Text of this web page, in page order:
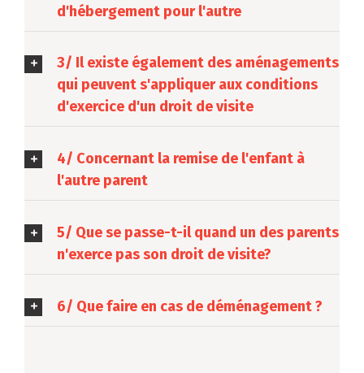
d'hébergement pour l'autre
3/ Il existe également des aménagements
qui peuvent s'appliquer aux conditions
d'exercice d'un droit de visite
4/ Concernant la remise de l'enfant à
l'autre parent
5/ Que se passe-t-il quand un des parents
n'exerce pas son droit de visite?
6/ Que faire en cas de déménagement ?